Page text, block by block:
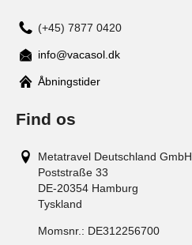
(+45) 7877 0420
info@vacasol.dk
Åbningstider
Find os
Metatravel Deutschland GmbH
Poststraße 33
DE-20354 Hamburg
Tyskland
Momsnr.: DE312256700